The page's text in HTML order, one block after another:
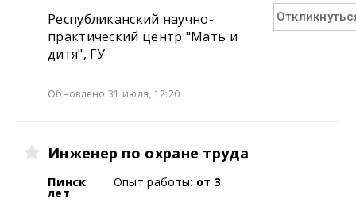
Республиканский научно-
практический центр "Мать и
дитя", ГУ
Обновлено 31 июля, 12:20
Инженер по охране труда
Пинск Опыт работы: от 3
лет